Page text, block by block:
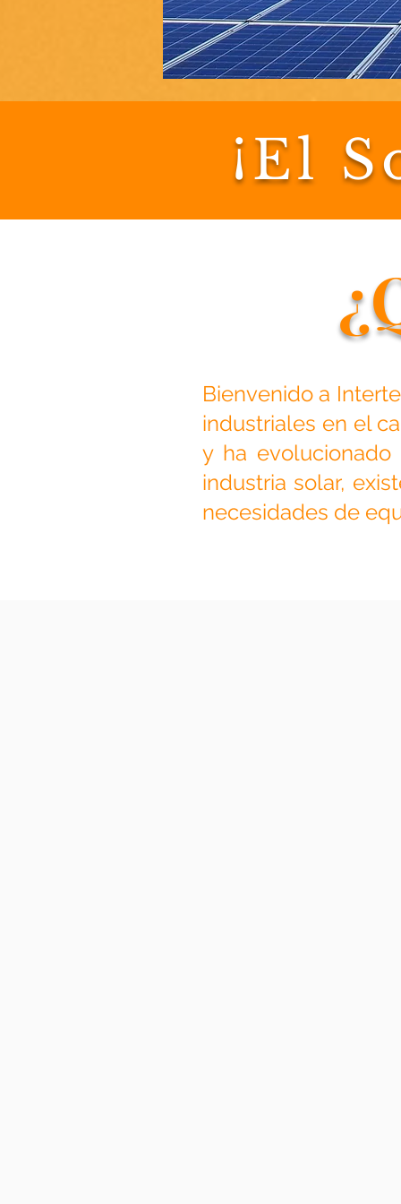
¡El
Bienvenido a
industriales en el
y ha
industria solar,
necesidades de